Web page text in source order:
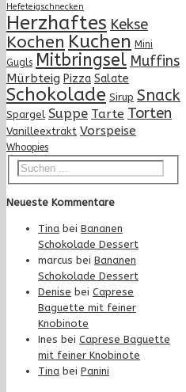
Hefeteigschnecken
Herzhaftes Kekse
Kochen Kuchen Mini
Gugls Mitbringsel Muffins
Mürbteig Pizza Salate
Schokolade Sirup Snack
Spargel Suppe Tarte Torten
Vanilleextrakt Vorspeise
Whoopies
Neueste Kommentare
Tina bei Bananen
Schokolade Dessert
marcus bei Bananen
Schokolade Dessert
Denise bei Caprese
Baguette mit feiner
Knobinote
Ines bei Caprese Baguette
mit feiner Knobinote
Tina bei Panini